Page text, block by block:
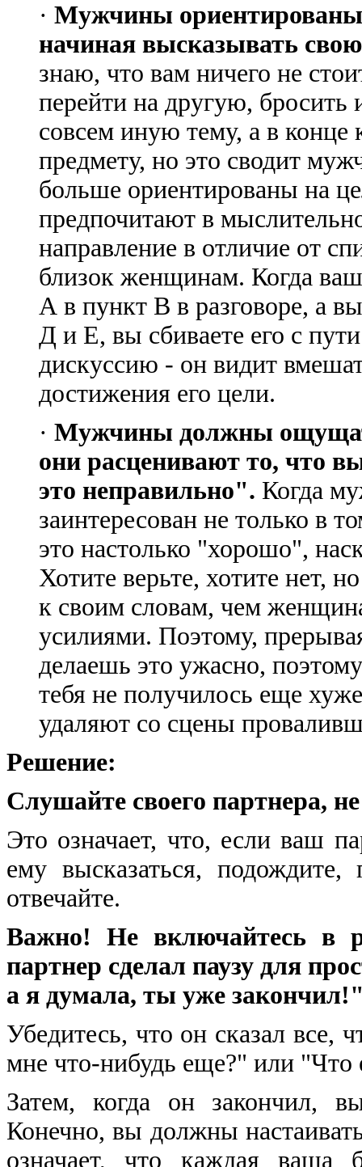
· Мужчины ориентированы
начиная высказывать
знаю, что вам ничего не
перейти на другую, бросить
совсем иную тему, а в конце
предмету, но это сводит
больше ориентированы на
предпочитают в
направление в отличие от
близок женщинам. Когда
А в пункт В в разговоре, а
Д и Е, вы сбиваете его с
дискуссию - он видит
достижения его цели.
· Мужчины должны
они расценивают то, что
это неправильно". Когда
заинтересован не только в
это настолько "хорошо",
Хотите верьте, хотите нет,
к своим словам, чем
усилиями. Поэтому,
делаешь это ужасно,
тебя не получилось еще
удаляют со сцены
Решение:
Слушайте своего партнера,
Это означает, что, если ваш
ему высказаться,
отвечайте.
Важно! Не включайтесь в
партнер сделал паузу для
а я думала, ты уже
Убедитесь, что он сказал все,
мне что-нибудь еще?" или "Что
Затем, когда он закончил,
Конечно, вы должны
означает, что каждая ваша